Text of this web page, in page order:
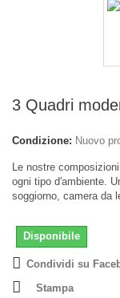
3 Quadri
Condizione: Nuovo
Le nostre
ogni tipo d'ambiente.
soggiorno, camera da
Disponibile
Condividi su
Stampa